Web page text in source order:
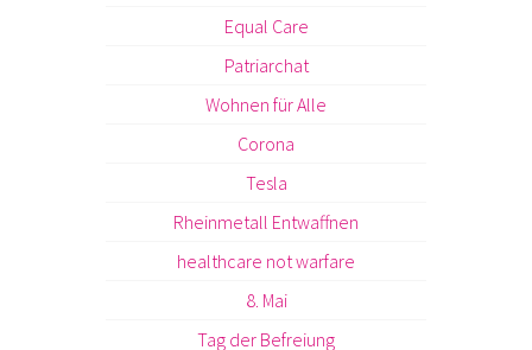
Equal Care
Patriarchat
Wohnen für Alle
Corona
Tesla
Rheinmetall Entwaffnen
healthcare not warfare
8. Mai
Tag der Befreiung